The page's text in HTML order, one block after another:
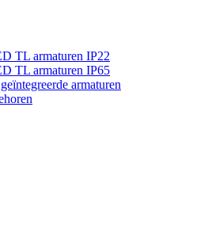
TL armaturen IP22
TL armaturen IP65
armaturen